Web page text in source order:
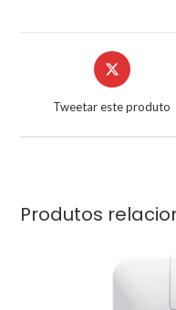
Tweetar este produto
Produtos